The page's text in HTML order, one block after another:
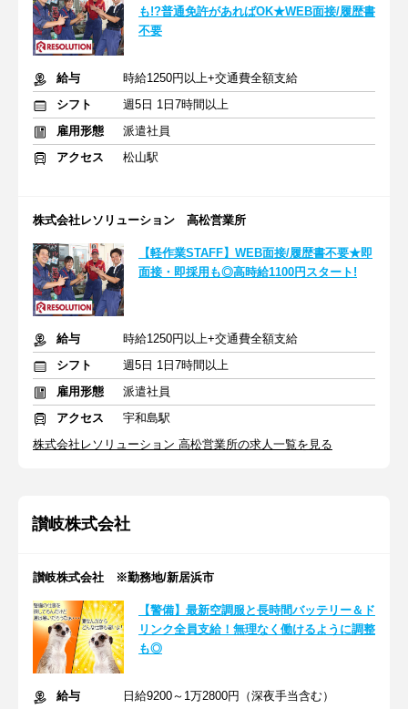
も!?普通免許があればOK★WEB面接/履歴書
不要
給与
時給1250円以上+交通費全額支給
シフト
週5日 1日7時間以上
雇用形態
派遣社員
アクセス
松山駅
株式会社レソリューション 高松営業所
【軽作業STAFF】WEB面接/履歴書不要★即
面接・即採用も◎高時給1100円スタート!
給与
時給1250円以上+交通費全額支給
シフト
週5日 1日7時間以上
雇用形態
派遣社員
アクセス
宇和島駅
株式会社レソリューション 高松営業所の求人一覧を見る
讃岐株式会社
讃岐株式会社 ※勤務地/新居浜市
【警備】最新空調服と長時間バッテリー＆ド
リンク全員支給！無理なく働けるように調整
も◎
給与
日給9200～1万2800円（深夜手当含む）